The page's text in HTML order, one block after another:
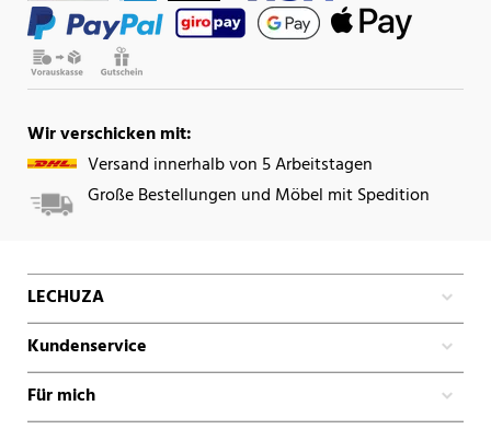
Wir verschicken mit:
Versand innerhalb von 5 Arbeitstagen
Große Bestellungen und Möbel mit Spedition
LECHUZA
Kundenservice
Für mich